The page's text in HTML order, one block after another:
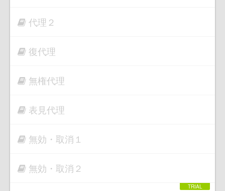
代理２
復代理
無権代理
表見代理
無効・取消１
無効・取消２